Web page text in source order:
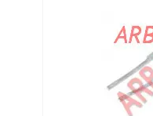
Купить в 1 клик